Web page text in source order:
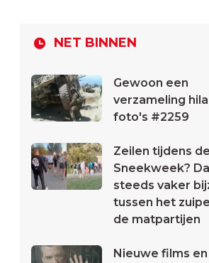
NET BINNEN
Gewoon een
verzameling
foto's #2259
Zeilen tijdens de
Sneekweek?
steeds vaker
tussen het
de matpartijen
Nieuwe films